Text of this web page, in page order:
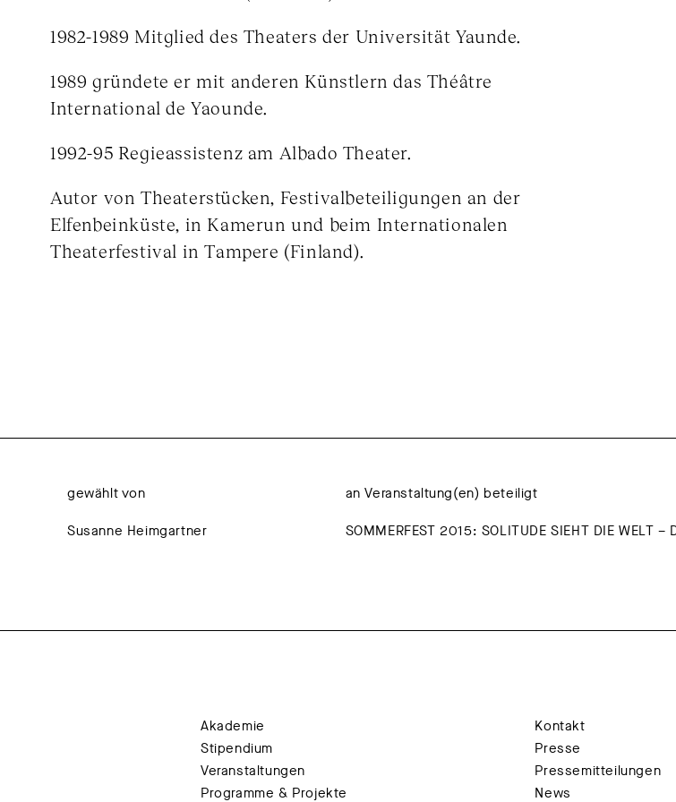
1982-1989 Mitglied des Theaters der Universität Yaunde.
1989 gründete er mit anderen Künstlern das Théâtre
International de Yaounde.
1992-95 Regieassistenz am Albado Theater.
Autor von Theaterstücken, Festivalbeteiligungen an der
Elfenbeinküste, in Kamerun und beim Internationalen
Theaterfestival in Tampere (Finland).
gewählt von
Susanne Heimgartner
an Veranstaltung(en) beteiligt
SOMMERFEST 2015: SOLITUDE SIEHT DIE WELT –
Akademie
Stipendium
Veranstaltungen
Programme & Projekte
Kontakt
Presse
Pressemitteilungen
News